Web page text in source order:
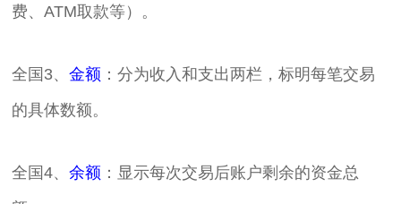
费、ATM取款等）。
全国3、金额 ：分为收入和支出两栏，标明每笔交易
的具体数额。
全国4、余额 ：显示每次交易后账户剩余的资金总